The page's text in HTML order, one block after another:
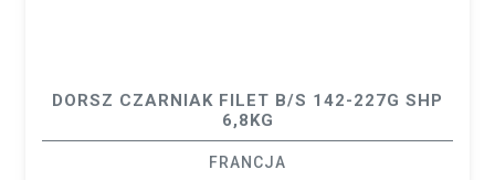
DORSZ CZARNIAK FILET B/S 142-227G SHP
6,8KG
FRANCJA